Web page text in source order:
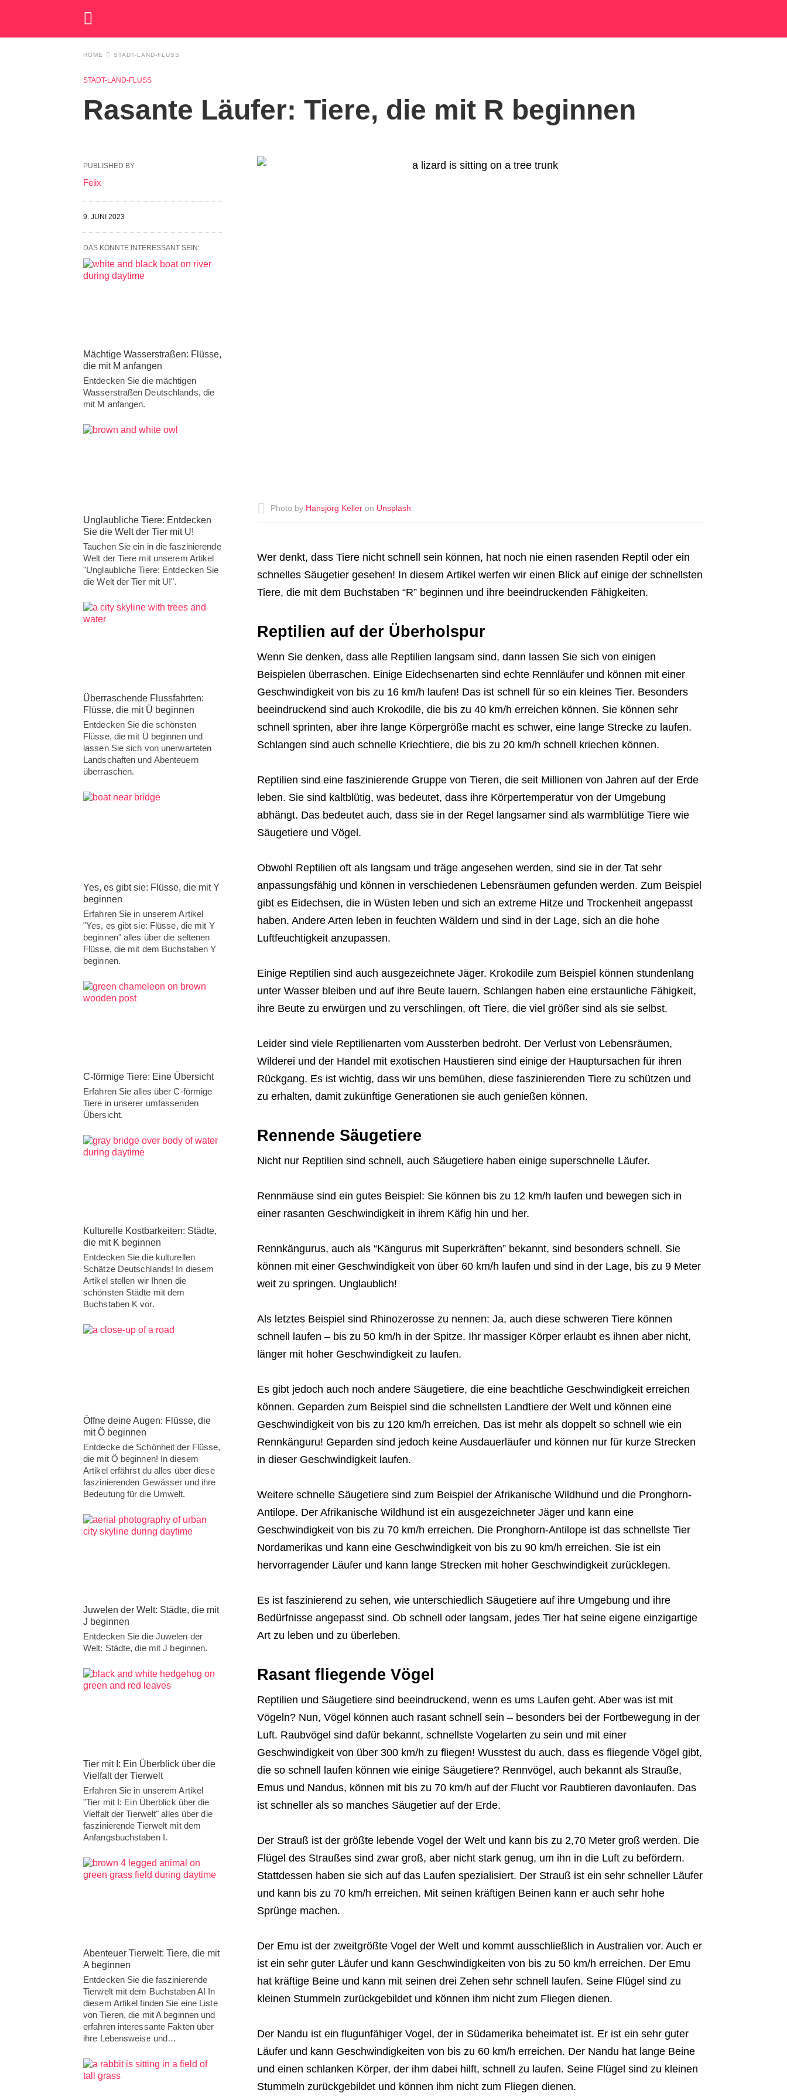
HOME STADT-LAND-FLUSS
STADT-LAND-FLUSS
Rasante Läufer: Tiere, die mit R beginnen
Photo by Hansjörg Kelleron Unsplash
Wer denkt, dass Tiere nicht schnell sein können, hat noch nie einen rasenden Reptil oder ein
schnelles Säugetier gesehen! In diesem Artikel werfen wir einen Blick auf einige der schnellsten
Tiere, die mit dem Buchstaben “R” beginnen und ihre beeindruckenden Fähigkeiten.
Reptilien auf der Überholspur
Wenn Sie denken, dass alle Reptilien langsam sind, dann lassen Sie sich von einigen
Beispielen überraschen. Einige Eidechsenarten sind echte Rennläufer und können mit einer
Geschwindigkeit von bis zu 16 km/h laufen! Das ist schnell für so ein kleines Tier. Besonders
beeindruckend sind auch Krokodile, die bis zu 40 km/h erreichen können. Sie können sehr
schnell sprinten, aber ihre lange Körpergröße macht es schwer, eine lange Strecke zu laufen.
Schlangen sind auch schnelle Kriechtiere, die bis zu 20 km/h schnell kriechen können.
Reptilien sind eine faszinierende Gruppe von Tieren, die seit Millionen von Jahren auf der Erde
leben. Sie sind kaltblütig, was bedeutet, dass ihre Körpertemperatur von der Umgebung
abhängt. Das bedeutet auch, dass sie in der Regel langsamer sind als warmblütige Tiere wie
Säugetiere und Vögel.
Obwohl Reptilien oft als langsam und träge angesehen werden, sind sie in der Tat sehr
anpassungsfähig und können in verschiedenen Lebensräumen gefunden werden. Zum Beispiel
gibt es Eidechsen, die in Wüsten leben und sich an extreme Hitze und Trockenheit angepasst
haben. Andere Arten leben in feuchten Wäldern und sind in der Lage, sich an die hohe
Luftfeuchtigkeit anzupassen.
Einige Reptilien sind auch ausgezeichnete Jäger. Krokodile zum Beispiel können stundenlang
unter Wasser bleiben und auf ihre Beute lauern. Schlangen haben eine erstaunliche Fähigkeit,
ihre Beute zu erwürgen und zu verschlingen, oft Tiere, die viel größer sind als sie selbst.
Leider sind viele Reptilienarten vom Aussterben bedroht. Der Verlust von Lebensräumen,
Wilderei und der Handel mit exotischen Haustieren sind einige der Hauptursachen für ihren
Rückgang. Es ist wichtig, dass wir uns bemühen, diese faszinierenden Tiere zu schützen und
zu erhalten, damit zukünftige Generationen sie auch genießen können.
Rennende Säugetiere
Nicht nur Reptilien sind schnell, auch Säugetiere haben einige superschnelle Läufer.
Rennmäuse sind ein gutes Beispiel: Sie können bis zu 12 km/h laufen und bewegen sich in
einer rasanten Geschwindigkeit in ihrem Käfig hin und her.
Rennkängurus, auch als “Kängurus mit Superkräften” bekannt, sind besonders schnell. Sie
können mit einer Geschwindigkeit von über 60 km/h laufen und sind in der Lage, bis zu 9 Meter
weit zu springen. Unglaublich!
Als letztes Beispiel sind Rhinozerosse zu nennen: Ja, auch diese schweren Tiere können
schnell laufen – bis zu 50 km/h in der Spitze. Ihr massiger Körper erlaubt es ihnen aber nicht,
länger mit hoher Geschwindigkeit zu laufen.
Es gibt jedoch auch noch andere Säugetiere, die eine beachtliche Geschwindigkeit erreichen
können. Geparden zum Beispiel sind die schnellsten Landtiere der Welt und können eine
Geschwindigkeit von bis zu 120 km/h erreichen. Das ist mehr als doppelt so schnell wie ein
Rennkänguru! Geparden sind jedoch keine Ausdauerläufer und können nur für kurze Strecken
in dieser Geschwindigkeit laufen.
Weitere schnelle Säugetiere sind zum Beispiel der Afrikanische Wildhund und die Pronghorn-
Antilope. Der Afrikanische Wildhund ist ein ausgezeichneter Jäger und kann eine
Geschwindigkeit von bis zu 70 km/h erreichen. Die Pronghorn-Antilope ist das schnellste Tier
Nordamerikas und kann eine Geschwindigkeit von bis zu 90 km/h erreichen. Sie ist ein
hervorragender Läufer und kann lange Strecken mit hoher Geschwindigkeit zurücklegen.
Es ist faszinierend zu sehen, wie unterschiedlich Säugetiere auf ihre Umgebung und ihre
Bedürfnisse angepasst sind. Ob schnell oder langsam, jedes Tier hat seine eigene einzigartige
Art zu leben und zu überleben.
Rasant fliegende Vögel
Reptilien und Säugetiere sind beeindruckend, wenn es ums Laufen geht. Aber was ist mit
Vögeln? Nun, Vögel können auch rasant schnell sein – besonders bei der Fortbewegung in der
Luft. Raubvögel sind dafür bekannt, schnellste Vogelarten zu sein und mit einer
Geschwindigkeit von über 300 km/h zu fliegen! Wusstest du auch, dass es fliegende Vögel gibt,
die so schnell laufen können wie einige Säugetiere? Rennvögel, auch bekannt als Strauße,
Emus und Nandus, können mit bis zu 70 km/h auf der Flucht vor Raubtieren davonlaufen. Das
ist schneller als so manches Säugetier auf der Erde.
Der Strauß ist der größte lebende Vogel der Welt und kann bis zu 2,70 Meter groß werden. Die
Flügel des Straußes sind zwar groß, aber nicht stark genug, um ihn in die Luft zu befördern.
Stattdessen haben sie sich auf das Laufen spezialisiert. Der Strauß ist ein sehr schneller Läufer
und kann bis zu 70 km/h erreichen. Mit seinen kräftigen Beinen kann er auch sehr hohe
Sprünge machen.
Der Emu ist der zweitgrößte Vogel der Welt und kommt ausschließlich in Australien vor. Auch er
ist ein sehr guter Läufer und kann Geschwindigkeiten von bis zu 50 km/h erreichen. Der Emu
hat kräftige Beine und kann mit seinen drei Zehen sehr schnell laufen. Seine Flügel sind zu
kleinen Stummeln zurückgebildet und können ihm nicht zum Fliegen dienen.
Der Nandu ist ein flugunfähiger Vogel, der in Südamerika beheimatet ist. Er ist ein sehr guter
Läufer und kann Geschwindigkeiten von bis zu 60 km/h erreichen. Der Nandu hat lange Beine
und einen schlanken Körper, der ihm dabei hilft, schnell zu laufen. Seine Flügel sind zu kleinen
Stummeln zurückgebildet und können ihm nicht zum Fliegen dienen.
PUBLISHED BY
Felix
9. JUNI 2023
DAS KÖNNTE INTERESSANT SEIN:
Mächtige Wasserstraßen: Flüsse,
die mit M anfangen
Entdecken Sie die mächtigen
Wasserstraßen Deutschlands, die
mit M anfangen.
Unglaubliche Tiere: Entdecken
Sie die Welt der Tier mit U!
Tauchen Sie ein in die faszinierende
Welt der Tiere mit unserem Artikel
"Unglaubliche Tiere: Entdecken Sie
die Welt der Tier mit U!".
Überraschende Flussfahrten:
Flüsse, die mit Ü beginnen
Entdecken Sie die schönsten
Flüsse, die mit Ü beginnen und
lassen Sie sich von unerwarteten
Landschaften und Abenteuern
überraschen.
Yes, es gibt sie: Flüsse, die mit Y
beginnen
Erfahren Sie in unserem Artikel
"Yes, es gibt sie: Flüsse, die mit Y
beginnen" alles über die seltenen
Flüsse, die mit dem Buchstaben Y
beginnen.
C-förmige Tiere: Eine Übersicht
Erfahren Sie alles über C-förmige
Tiere in unserer umfassenden
Übersicht.
Kulturelle Kostbarkeiten: Städte,
die mit K beginnen
Entdecken Sie die kulturellen
Schätze Deutschlands! In diesem
Artikel stellen wir Ihnen die
schönsten Städte mit dem
Buchstaben K vor.
Öffne deine Augen: Flüsse, die
mit Ö beginnen
Entdecke die Schönheit der Flüsse,
die mit Ö beginnen! In diesem
Artikel erfährst du alles über diese
faszinierenden Gewässer und ihre
Bedeutung für die Umwelt.
Juwelen der Welt: Städte, die mit
J beginnen
Entdecken Sie die Juwelen der
Welt: Städte, die mit J beginnen.
Tier mit I: Ein Überblick über die
Vielfalt der Tierwelt
Erfahren Sie in unserem Artikel
"Tier mit I: Ein Überblick über die
Vielfalt der Tierwelt" alles über die
faszinierende Tierwelt mit dem
Anfangsbuchstaben I.
Abenteuer Tierwelt: Tiere, die mit
A beginnen
Entdecken Sie die faszinierende
Tierwelt mit dem Buchstaben A! In
diesem Artikel finden Sie eine Liste
von Tieren, die mit A beginnen und
erfahren interessante Fakten über
ihre Lebensweise und…